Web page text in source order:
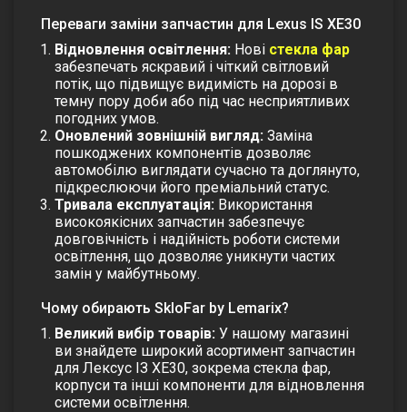
Переваги заміни запчастин для Lexus IS XE30
Відновлення освітлення: Нові стекла фар
забезпечать яскравий і чіткий світловий
потік, що підвищує видимість на дорозі в
темну пору доби або під час несприятливих
погодних умов.
Оновлений зовнішній вигляд: Заміна
пошкоджених компонентів дозволяє
автомобілю виглядати сучасно та доглянуто,
підкреслюючи його преміальний статус.
Тривала експлуатація: Використання
високоякісних запчастин забезпечує
довговічність і надійність роботи системи
освітлення, що дозволяє уникнути частих
замін у майбутньому.
Чому обирають SkloFar by Lemarix?
Великий вибір товарів: У нашому магазині
ви знайдете широкий асортимент запчастин
для Лексус ІЗ ХЕ30, зокрема стекла фар,
корпуси та інші компоненти для відновлення
системи освітлення.